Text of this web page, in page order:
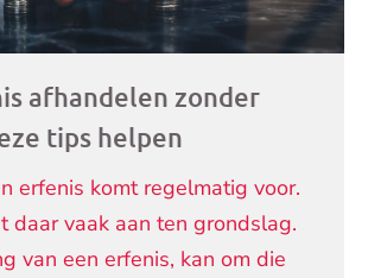
afhandelen zonder
tips helpen
erfenis komt regelmatig voor.
daar vaak aan ten grondslag.
van een erfenis, kan om die